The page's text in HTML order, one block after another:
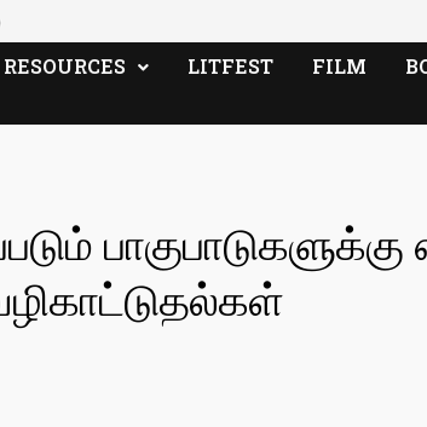
RESOURCES LITFEST FILM
பாகுபாடுகளுக்கு